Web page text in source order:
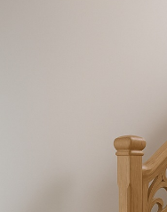
Выезд